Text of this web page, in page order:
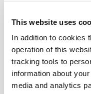
This website uses
In addition to cookies
operation of this
tracking tools to
information about
media and analytics